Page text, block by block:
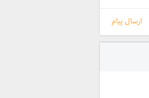
ارسال پیام